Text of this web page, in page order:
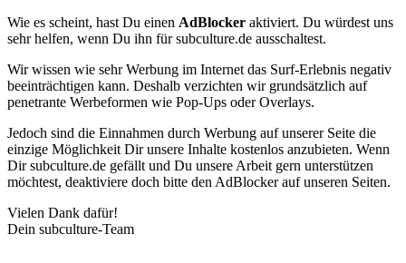
Wie es scheint, hast Du einen AdBlocker aktiviert. Du würdest uns
sehr helfen, wenn Du ihn für subculture.de ausschaltest.
Wir wissen wie sehr Werbung im Internet das Surf-Erlebnis negativ
beeinträchtigen kann. Deshalb verzichten wir grundsätzlich auf
penetrante Werbeformen wie Pop-Ups oder Overlays.
Jedoch sind die Einnahmen durch Werbung auf unserer Seite die
einzige Möglichkeit Dir unsere Inhalte kostenlos anzubieten. Wenn
Dir subculture.de gefällt und Du unsere Arbeit gern unterstützen
möchtest, deaktiviere doch bitte den AdBlocker auf unseren Seiten.
Vielen Dank dafür!
Dein subculture-Team